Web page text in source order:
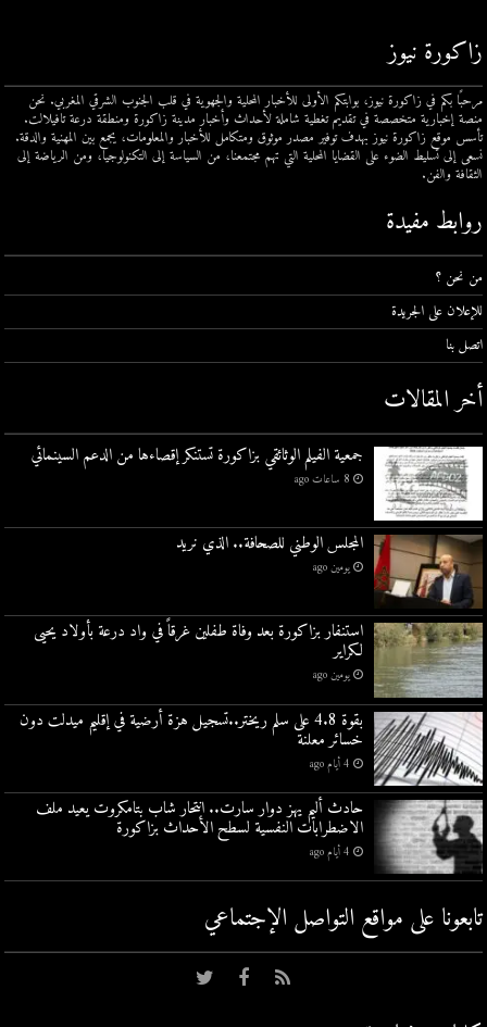
زاكورة نيوز
مرحبًا بكم في زاكورة نيوز، بوابتكم الأولى للأخبار المحلية والجهوية في قلب الجنوب الشرقي المغربي. نحن
منصة إخبارية متخصصة في تقديم تغطية شاملة لأحداث وأخبار مدينة زاكورة ومنطقة درعة تافيلالت.
تأسس موقع زاكورة نيوز بهدف توفير مصدر موثوق ومتكامل للأخبار والمعلومات، يجمع بين المهنية والدقة.
نسعى إلى تسليط الضوء على القضايا المحلية التي تهم مجتمعنا، من السياسة إلى التكنولوجيا، ومن الرياضة إلى
الثقافة والفن.
روابط مفيدة
من نحن ؟
للإعلان على الجريدة
اتصل بنا
أخر المقالات
جمعية الفيلم الوثائقي بزاكورة تستنكر إقصاءها من الدعم السينمائي
8 ساعات ago
المجلس الوطني للصحافة.. الذي نريد
يومين ago
استنفار بزاكورة بعد وفاة طفلين غرقاً في واد درعة بأولاد يحيى
لكراير
يومين ago
بقوة 4.8 على سلم ريختر..تسجيل هزة أرضية في إقليم ميدلت دون
خسائر معلنة
4 أيام ago
حادث أليم يهز دوار سارت.. انتحار شاب بتامكروت يعيد ملف
الاضطرابات النفسية لسطح الأحداث بزاكورة
4 أيام ago
تابعونا على مواقع التواصل اﻹجتماعي